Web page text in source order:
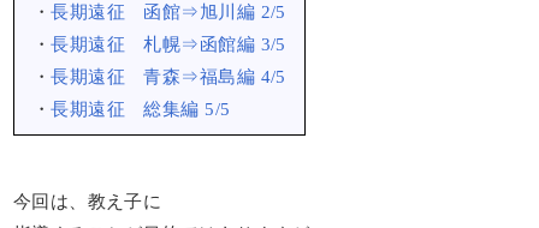
・長期遠征 函館⇒旭川編 2/5
・長期遠征 札幌⇒函館編 3/5
・長期遠征 青森⇒福島編 4/5
・長期遠征 総集編 5/5
今回は、教え子に